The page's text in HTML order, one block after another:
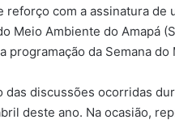
com a assinatura de
Meio Ambiente do Amapá
programação da Semana
discussões ocorridas
deste ano. Na ocasião,